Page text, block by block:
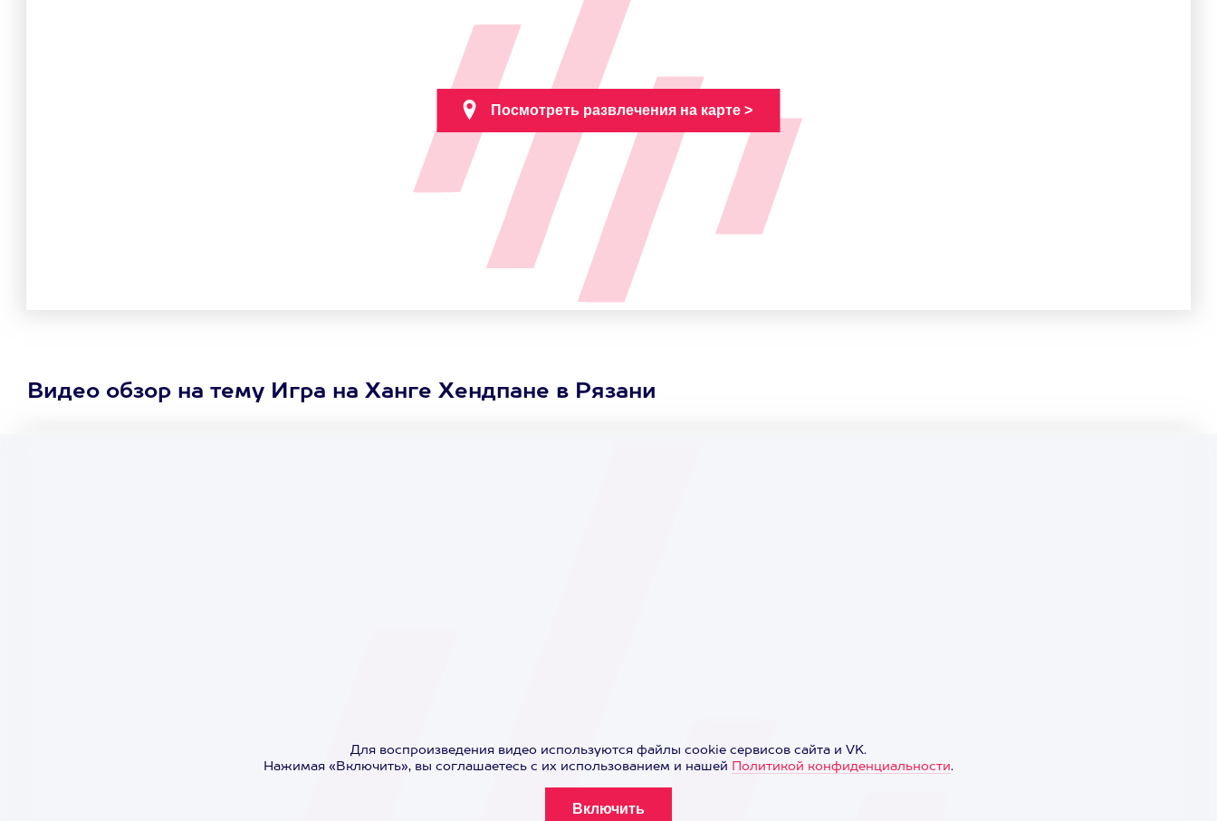
Видео обзор на тему Игра на Ханге Хендпане в Рязани
Для воспроизведения видео используются файлы cookie сервисов сайта и VK.
Нажимая «Включить», вы соглашаетесь с их использованием и нашей Политикой конфиденциальности.